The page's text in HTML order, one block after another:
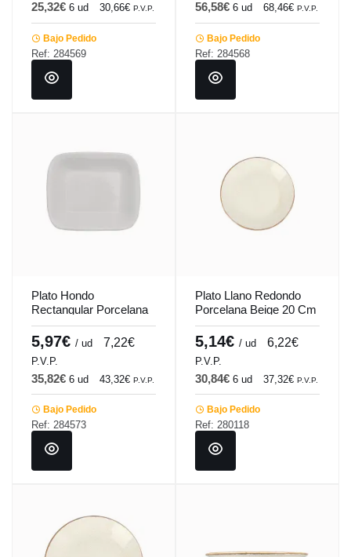
25,32€ 6 ud 30,66€ P.V.P.
Bajo Pedido
Ref: 284569
56,58€ 6 ud 68,46€ P.V.P.
Bajo Pedido
Ref: 284568
Plato Hondo
Rectangular Porcelana
Blanco 21 X 18 Cm
Bach Porland
5,97€ / ud 7,22€
P.V.P.
35,82€ 6 ud 43,32€ P.V.P.
Bajo Pedido
Ref: 284573
Plato Llano Redondo
Porcelana Beige 20 Cm
Seasons Beige Porland
5,14€ / ud 6,22€
P.V.P.
30,84€ 6 ud 37,32€ P.V.P.
Bajo Pedido
Ref: 280118